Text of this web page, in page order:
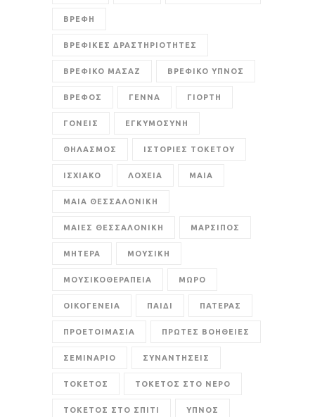
ΒΡΕΦΗ
ΒΡΕΦΙΚΕΣ ΔΡΑΣΤΗΡΙΟΤΗΤΕΣ
ΒΡΕΦΙΚΟ ΜΑΣΑΖ ΒΡΕΦΙΚΟ ΥΠΝΟΣ
ΒΡΕΦΟΣ ΓΕΝΝΑ ΓΙΟΡΤΗ
ΓΟΝΕΙΣ ΕΓΚΥΜΟΣΥΝΗ
ΘΗΛΑΣΜΟΣ ΙΣΤΟΡΙΕΣ ΤΟΚΕΤΟΥ
ΙΣΧΙΑΚΟ ΛΟΧΕΙΑ ΜΑΙΑ
ΜΑΙΑ ΘΕΣΣΑΛΟΝΙΚΗ
ΜΑΙΕΣ ΘΕΣΣΑΛΟΝΙΚΗ ΜΑΡΣΙΠΟΣ
ΜΗΤΕΡΑ ΜΟΥΣΙΚΗ
ΜΟΥΣΙΚΟΘΕΡΑΠΕΙΑ ΜΩΡΟ
ΟΙΚΟΓΕΝΕΙΑ ΠΑΙΔΙ ΠΑΤΕΡΑΣ
ΠΡΟΕΤΟΙΜΑΣΙΑ ΠΡΩΤΕΣ ΒΟΗΘΕΙΕΣ
ΣΕΜΙΝΑΡΙΟ ΣΥΝΑΝΤΗΣΕΙΣ
ΤΟΚΕΤΟΣ ΤΟΚΕΤΟΣ ΣΤΟ ΝΕΡΟ
ΤΟΚΕΤΟΣ ΣΤΟ ΣΠΙΤΙ ΥΠΝΟΣ